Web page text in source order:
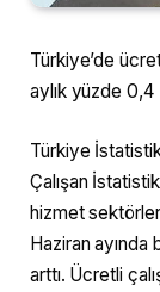
Türkiye’de
aylık yüzde 0,4
Türkiye
Çalışan
hizmet
Haziran ayında
arttı. Ücretli